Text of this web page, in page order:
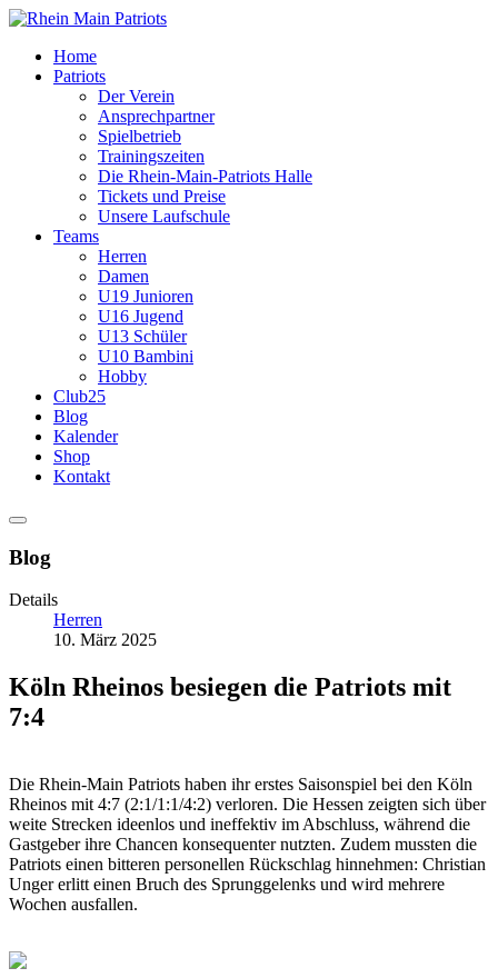
Home
Patriots
Der Verein
Ansprechpartner
Spielbetrieb
Trainingszeiten
Die Rhein-Main-Patriots Halle
Tickets und Preise
Unsere Laufschule
Teams
Herren
Damen
U19 Junioren
U16 Jugend
U13 Schüler
U10 Bambini
Hobby
Club25
Blog
Kalender
Shop
Kontakt
Blog
Details
Herren
10. März 2025
Köln Rheinos besiegen die Patriots mit
7:4
Die Rhein-Main Patriots haben ihr erstes Saisonspiel bei den Köln
Rheinos mit 4:7 (2:1/1:1/4:2) verloren. Die Hessen zeigten sich über
weite Strecken ideenlos und ineffektiv im Abschluss, während die
Gastgeber ihre Chancen konsequenter nutzten. Zudem mussten die
Patriots einen bitteren personellen Rückschlag hinnehmen: Christian
Unger erlitt einen Bruch des Sprunggelenks und wird mehrere
Wochen ausfallen.